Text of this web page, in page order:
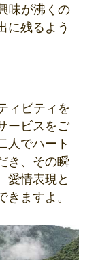
味が沸くの
に残るよう
ィビティを
ービスをご
人でハート
き、その瞬
愛情表現と
ますよ。